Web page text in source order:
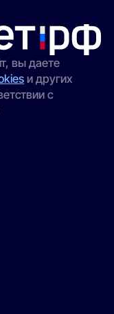
вы даете
и других
с